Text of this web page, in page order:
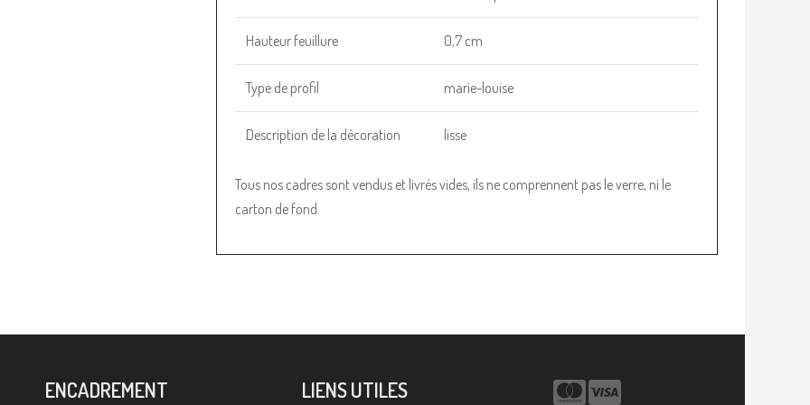
Hauteur feuillure 0,7 cm
Type de profil marie-louise
Description de la décoration lisse
Tous nos cadres sont vendus et livrés vides, ils ne comprennent pas le verre, ni le
carton de fond.
ENCADREMENT LIENS UTILES